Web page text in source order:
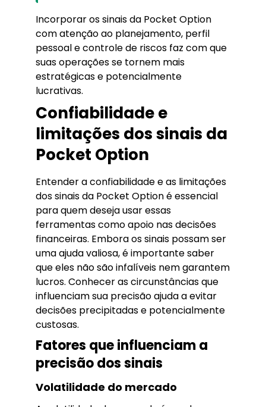
Incorporar os sinais da Pocket Option
com atenção ao planejamento, perfil
pessoal e controle de riscos faz com que
suas operações se tornem mais
estratégicas e potencialmente
lucrativas.
Confiabilidade e
limitações dos sinais da
Pocket Option
Entender a confiabilidade e as limitações
dos sinais da Pocket Option é essencial
para quem deseja usar essas
ferramentas como apoio nas decisões
financeiras. Embora os sinais possam ser
uma ajuda valiosa, é importante saber
que eles não são infalíveis nem garantem
lucros. Conhecer as circunstâncias que
influenciam sua precisão ajuda a evitar
decisões precipitadas e potencialmente
custosas.
Fatores que influenciam a
precisão dos sinais
Volatilidade do mercado